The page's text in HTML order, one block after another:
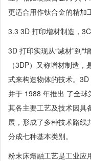
更适合用作钛合金的精加
3.3 3D 打印增材制造，
3D 打印实现从“减材”到“
（3DP）又称增材制造
式来构造物体的技术。
并于 1988 年推出 了全
其各主要工艺及技术因具
展，形成了多种技术路线
分成七种基本类别。
粉末床熔融工艺是工业应